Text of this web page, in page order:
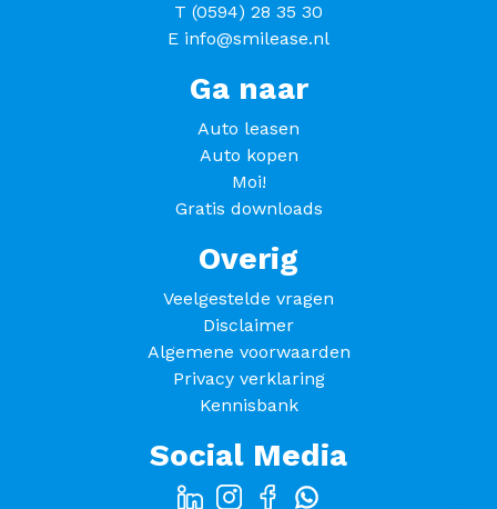
T (0594) 28 35 30
E info@smilease.nl
Ga naar
Auto leasen
Auto kopen
Moi!
Gratis downloads
Overig
Veelgestelde vragen
Disclaimer
Algemene voorwaarden
Privacy verklaring
Kennisbank
Social Media